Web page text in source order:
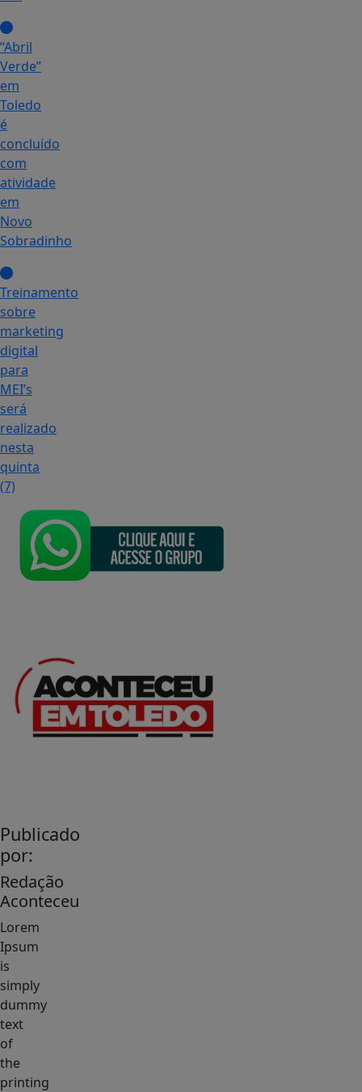
“Abril
Verde”
em
Toledo
é
concluído
com
atividade
em
Novo
Sobradinho
Treinamento
sobre
marketing
digital
para
MEI’s
será
realizado
nesta
quinta
(7)
Publicado
por:
Redação
Aconteceu
Lorem
Ipsum
is
simply
dummy
text
of
the
printing